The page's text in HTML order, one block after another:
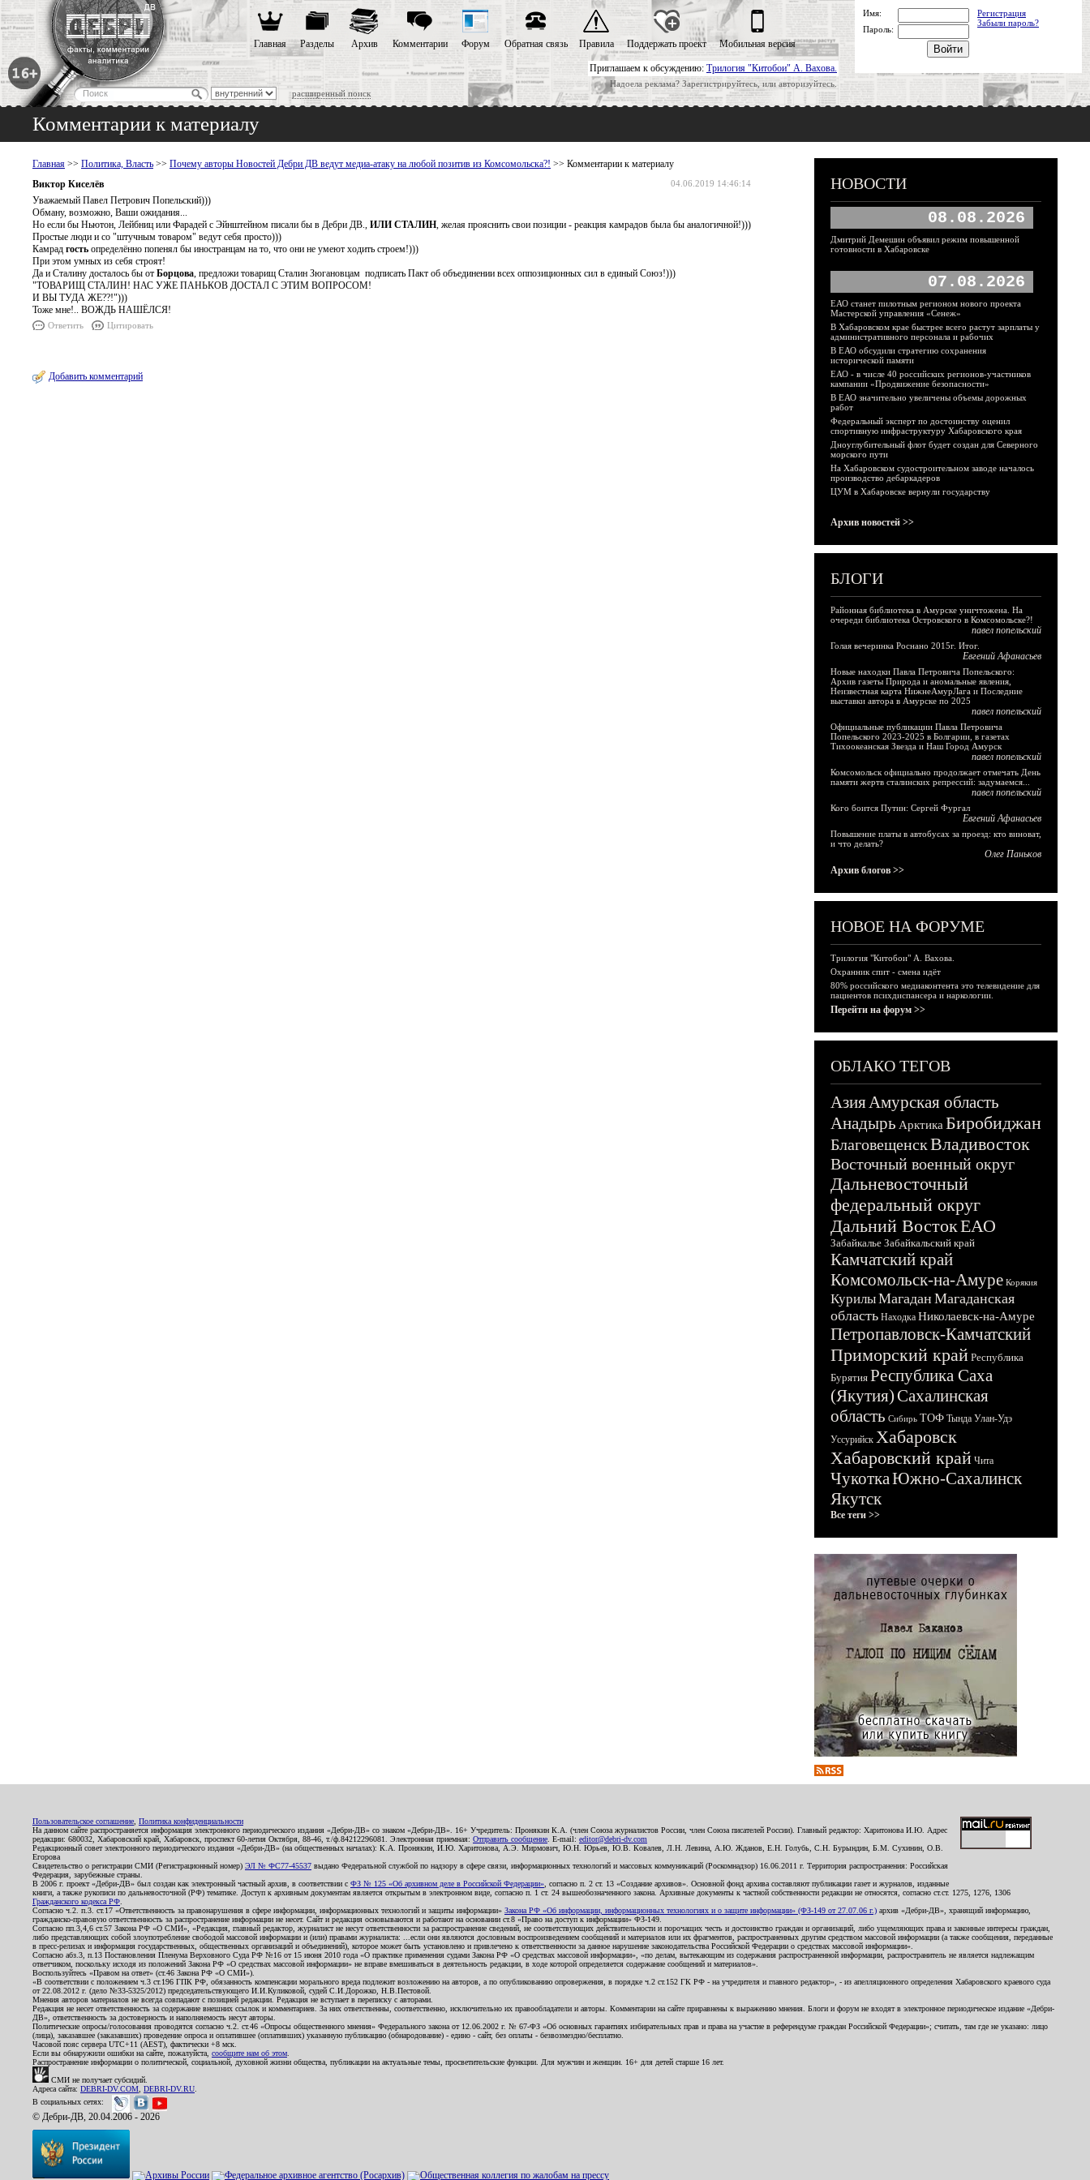
Приглашаем к обсуждению: Трилогия "Китобои" А. Вахова.
Надоела реклама? Зарегистрируйтесь, или авторизуйтесь.
расширенный поиск
Главная Разделы Архив Комментарии Форум Обратная связь Правила Поддержать проект Мобильная версия
Имя:
Регистрация
Забыли пароль?
Пароль:
Комментарии к материалу
Главная >> Политика, Власть >> Почему авторы Новостей Дебри ДВ ведут медиа-атаку на любой позитив из Комсомольска?! >> Комментарии к материалу
04.06.2019 14:46:14
Виктор Киселёв
Уважаемый Павел Петрович Попельский)))
Обману, возможно, Ваши ожидания...
Но если бы Ньютон, Лейбниц или Фарадей с Эйнштейном писали бы в Дебри ДВ., ИЛИ СТАЛИН, желая прояснить свои позиции - реакция камрадов была бы аналогичной!)))
Простые люди и со "штучным товаром" ведут себя просто)))
Камрад гость определённо попенял бы иностранцам на то, что они не умеют ходить строем!)))
При этом умных из себя строят!
Да и Сталину досталось бы от Борцова, предложи товарищ Сталин Зюгановцам подписать Пакт об объединении всех оппозиционных сил в единый Союз!)))
"ТОВАРИЩ СТАЛИН! НАС УЖЕ ПАНЬКОВ ДОСТАЛ С ЭТИМ ВОПРОСОМ!
И ВЫ ТУДА ЖЕ??!")))
Тоже мне!.. ВОЖДЬ НАШЁЛСЯ!
Ответить Цитировать
Добавить комментарий
НОВОСТИ
08.08.2026
Дмитрий Демешин объявил режим повышенной
готовности в Хабаровске
07.08.2026
ЕАО станет пилотным регионом нового проекта
Мастерской управления «Сенеж»
В Хабаровском крае быстрее всего растут зарплаты у
административного персонала и рабочих
В ЕАО обсудили стратегию сохранения
исторической памяти
ЕАО - в числе 40 российских регионов-участников
кампании «Продвижение безопасности»
В ЕАО значительно увеличены объемы дорожных
работ
Федеральный эксперт по достоинству оценил
спортивную инфраструктуру Хабаровского края
Дноуглубительный флот будет создан для Северного
морского пути
На Хабаровском судостроительном заводе началось
производство дебаркадеров
ЦУМ в Хабаровске вернули государству
Архив новостей >>
БЛОГИ
Районная библиотека в Амурске уничтожена. На
очереди библиотека Островского в Комсомольске?!
павел попельский
Голая вечеринка Роснано 2015г. Итог.
Евгений Афанасьев
Новые находки Павла Петровича Попельского:
Архив газеты Природа и аномальные явления,
Неизвестная карта НижнеАмурЛага и Последние
выставки автора в Амурске по 2025
павел попельский
Официальные публикации Павла Петровича
Попельского 2023-2025 в Болгарии, в газетах
Тихоокеанская Звезда и Наш Город Амурск
павел попельский
Комсомольск официально продолжает отмечать День
памяти жертв сталинских репрессий: задумаемся...
павел попельский
Кого боится Путин: Сергей Фургал
Евгений Афанасьев
Повышение платы в автобусах за проезд: кто виноват,
и что делать?
Олег Паньков
Архив блогов >>
НОВОЕ НА ФОРУМЕ
Трилогия "Китобои" А. Вахова.
Охранник спит - смена идёт
80% российского медиаконтента это телевидение для
пациентов психдиспансера и наркологии.
Перейти на форум >>
ОБЛАКО ТЕГОВ
АзияАмурская область
Анадырь Арктика Биробиджан
БлаговещенскВладивосток
Восточный военный округ
Дальневосточный
федеральный округ
Дальний ВостокЕАО
Забайкалье Забайкальский край
Камчатский край
Комсомольск-на-Амуре Корякия
КурилыМагадан Магаданская
область Находка Николаевск-на-Амуре
Петропавловск-Камчатский
Приморский край Республика
Бурятия Республика Саха
(Якутия)Сахалинская
область Сибирь ТОФ Тында Улан-Удэ
Уссурийск Хабаровск
Хабаровский край Чита
ЧукоткаЮжно-Сахалинск
Якутск
Все теги >>
Пользовательское соглашение Политика конфиденциальности
На данном сайте распространяется информация электронного периодического издания «Дебри-ДВ» со знаком «Дебри-ДВ». 16+ Учредитель: Пронякин К.А. (член Союза журналистов России, член Союза писателей России). Главный редактор: Харитонова И.Ю. Адрес
редакции: 680032, Хабаровский край, Хабаровск, проспект 60-летия Октября, 88-46, т./ф.84212296081. Электронная приемная: Отправить сообщение . E-mail: editor@debri-dv.com
Редакционный совет электронного периодического издания «Дебри-ДВ» (на общественных началах): К.А. Пронякин, И.Ю. Харитонова, А.Э. Мирмович, Ю.Н. Юрьев, Ю.В. Ковалев, Л.Н. Левина, А.Ю. Жданов, Е.Н. Голубь, С.Н. Бурындин, Б.М. Сухинин, О.В.
Егорова
Свидетельство о регистрации СМИ (Регистрационный номер) ЭЛ № ФС77-45537 выдано Федеральной службой по надзору в сфере связи, информационных технологий и массовых коммуникаций (Роскомнадзор) 16.06.2011 г. Территория распространения: Российская
Федерация, зарубежные страны.
В 2006 г. проект «Дебри-ДВ» был создан как электронный частный архив, в соответствии с ФЗ № 125 «Об архивном деле в Российской Федерации» , согласно п. 2 ст. 13 «Создание архивов». Основной фонд архива составляют публикации газет и журналов, изданные
книги, а также рукописи по дальневосточной (РФ) тематике. Доступ к архивным документам является открытым в электронном виде, согласно п. 1 ст. 24 вышеобозначенного закона. Архивные документы к частной собственности редакции не относятся, согласно ст.ст. 1275, 1276, 1306
Гражданского кодекса РФ
Согласно ч.2. п.3. ст.17 «Ответственность за правонарушения в сфере информации, информационных технологий и защиты информации» Закона РФ «Об информации, информационных технологиях и о защите информации» (ФЗ-149 от 27.07.06 г.) архив «Дебри-ДВ», хранящий информацию,
гражданско-правовую ответственность за распространение информации не несет. Сайт и редакция основываются и работают на основании ст.8 «Право на доступ к информации» ФЗ-149.
Согласно пп.3,4,6 ст.57 Закона РФ «О СМИ», «Редакция, главный редактор, журналист не несут ответственности за распространение сведений, не соответствующих действительности и порочащих честь и достоинство граждан и организаций, либо ущемляющих права и законные интересы граждан,
либо представляющих собой злоупотребление свободой массовой информации и (или) правами журналиста: ...если они являются дословным воспроизведением сообщений и материалов или их фрагментов, распространенных другим средством массовой информации (а также сообщения, переданные
в пресс-релизах и информация государственных, общественных организаций и объединений), которое может быть установлено и привлечено к ответственности за данное нарушение законодательства Российской Федерации о средствах массовой информации».
Согласно абз.3, п.13 Постановления Пленума Верховного Суда РФ №16 от 15 июня 2010 года «О практике применения судами Закона РФ «О средствах массовой информации», «по делам, вытекающим из содержания распространенной информации, распространитель не является надлежащим
ответчиком, поскольку исходя из положений Закона РФ «О средствах массовой информации» не вправе вмешиваться в деятельность редакции, в ходе которой определяется содержание сообщений и материалов».
Воспользуйтесь «Правом на ответ» (ст.46 Закона РФ «О СМИ»).
«В соответствии с положением ч.3 ст.196 ГПК РФ, обязанность компенсации морального вреда подлежит возложению на авторов, а по опубликованию опровержения, в порядке ч.2 ст.152 ГК РФ - на учредителя и главного редактор», - из апелляционного определения Хабаровского краевого суда
от 22.08.2012 г. (дело №33-5325/2012) председательствующего И.И.Куликовой, судей С.И.Дорожко, Н.В.Пестовой.
Мнения авторов материалов не всегда совпадают с позицией редакции. Редакция не вступает в переписку с авторами.
Редакция не несет ответственность за содержание внешних ссылок и комментариев. За них ответственны, соответственно, исключительно их правообладатели и авторы. Комментарии на сайте приравнены к выражению мнения. Блоги и форум не входят в электронное периодическое издание «Дебри-
ДВ», ответственность за достоверность и наполняемость несут авторы.
Политические опросы/голосования проводятся согласно ч.2. ст.46 «Опросы общественного мнения» Федерального закона от 12.06.2002 г. № 67-ФЗ «Об основных гарантиях избирательных прав и права на участие в референдуме граждан Российской Федерации»; считать, там где не указано: лицо
(лица), заказавшее (заказавших) проведение опроса и оплатившее (оплативших) указанную публикацию (обнародование) - едино - сайт, без оплаты - безвозмездно/бесплатно.
Часовой пояс сервера UTC+11 (AEST), фактически +8 мск.
Если вы обнаружили ошибки на сайте, пожалуйста, сообщите нам об этом
Распространение информации о политической, социальной, духовной жизни общества, публикации на актуальные темы, просветительские функции. Для мужчин и женщин. 16+ для детей старше 16 лет.
СМИ не получает субсидий.
Адреса сайта: DEBRI-DV.COM DEBRI-DV.RU
В социальных сетях:
© Дебри-ДВ, 20.04.2006 - 2026